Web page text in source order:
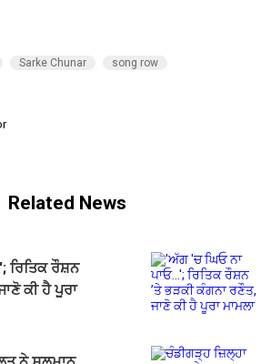
Sarke Chunar song row
Related News
ਰਿਤਿਕ ਰੌਸ਼ਨ
ਕੀ ਹੈ ਪੂਰਾ